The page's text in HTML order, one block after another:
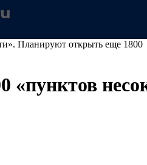
Планируют открыть еще 1800
«пунктов